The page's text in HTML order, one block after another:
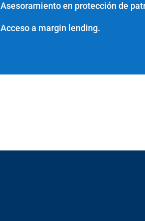
Asesoramiento en protección de
Acceso a margin lending.